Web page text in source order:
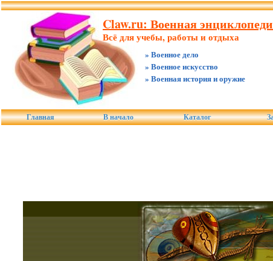
Claw.ru: Военная
Всё для учебы, работы и отдыха
» Военное дело
» Военное искусство
» Военная история и оружие
Главная В начало Каталог